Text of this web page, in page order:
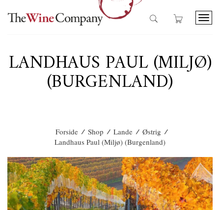
T
l
e
o
n
LANDHAUS PAUL (MILJØ)
(BURGENLAND)
Forside / Shop / Lande / Østrig /
Landhaus Paul (Miljø) (Burgenland)